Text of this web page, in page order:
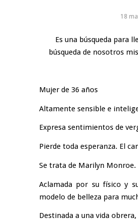
18
Es una búsqueda para
búsqueda de nosotros
Mujer de 36 años
Altamente sensible e
Expresa sentimientos de
Pierde toda esperanza. El
Se trata de Marilyn Monroe.
Aclamada por su físico y
modelo de belleza para
Destinada a una vida